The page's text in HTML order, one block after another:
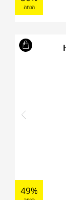
הנחה
49%